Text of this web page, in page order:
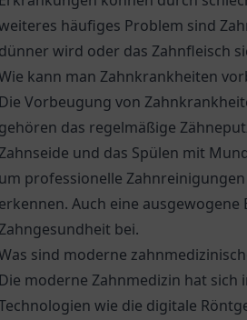
häufiges Problem sind
dünner wird oder das Zahnfleisch
kann man Zahnkrankheiten
Die Vorbeugung von
gehören das regelmäßige
und das Spülen mit
um professionelle
erkennen. Auch eine
bei.
sind moderne
Die moderne Zahnmedizin hat
wie die digitale